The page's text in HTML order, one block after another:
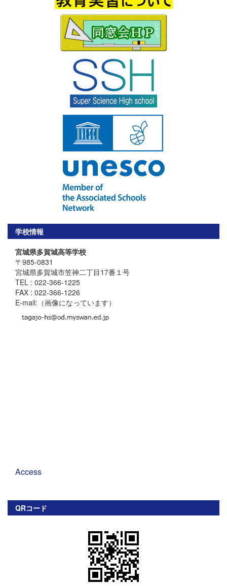
学校情報
宮城県多賀城高等学校
〒985-0831
宮城県多賀城市笠神二丁目17番１号
TEL : 022-366-1225
FAX : 022-366-1226
E-mail:（画像になっています）
Access
QRコード